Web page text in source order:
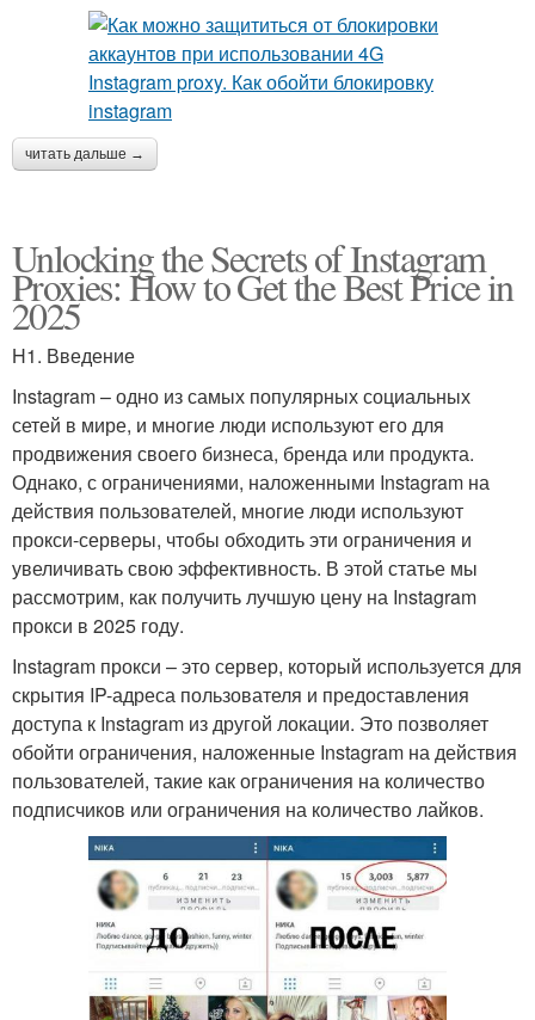
читать дальше →
Unlocking the Secrets of Instagram
Proxies: How to Get the Best Price in
2025
H1. Введение
Instagram – одно из самых популярных социальных
сетей в мире, и многие люди используют его для
продвижения своего бизнеса, бренда или продукта.
Однако, с ограничениями, наложенными Instagram на
действия пользователей, многие люди используют
прокси-серверы, чтобы обходить эти ограничения и
увеличивать свою эффективность. В этой статье мы
рассмотрим, как получить лучшую цену на Instagram
прокси в 2025 году.
Instagram прокси – это сервер, который используется для
скрытия IP-адреса пользователя и предоставления
доступа к Instagram из другой локации. Это позволяет
обойти ограничения, наложенные Instagram на действия
пользователей, такие как ограничения на количество
подписчиков или ограничения на количество лайков.